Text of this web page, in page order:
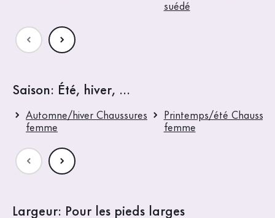
suédé
Saison: Été, hiver, ...
Automne/hiver Chaussures
femme
Printemps/été
femme
Largeur: Pour les pieds larges